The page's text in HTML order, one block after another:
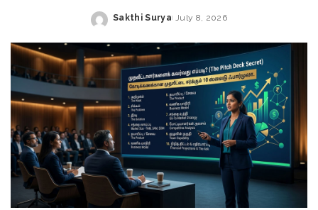
Posted
Sakthi Surya July 8, 2026